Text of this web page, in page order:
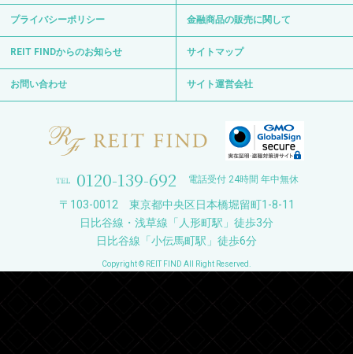
プライバシーポリシー 金融商品の販売に関して
REIT FINDからのお知らせ サイトマップ
お問い合わせ サイト運営会社
0120-139-692 電話受付 24時間 年中無休
〒103-0012 東京都中央区日本橋堀留町1-8-11
日比谷線・浅草線「人形町駅」徒歩3分
日比谷線「小伝馬町駅」徒歩6分
Copyright © REIT FIND All Right Reserved.